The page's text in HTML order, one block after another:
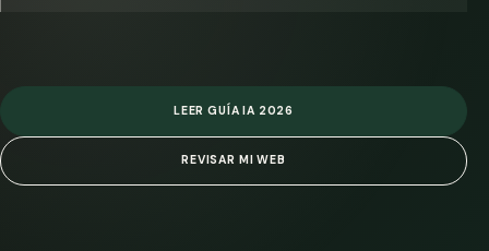
LEER GUÍA IA 2026
REVISAR MI WEB